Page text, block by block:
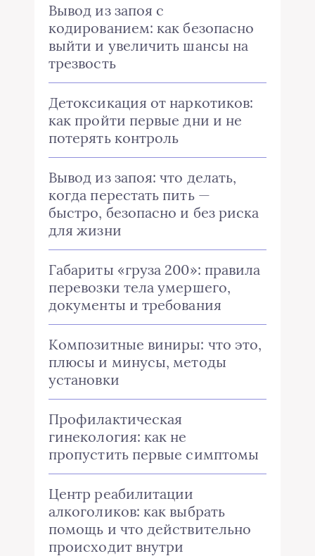
Вывод из запоя с
кодированием: как безопасно
выйти и увеличить шансы на
трезвость
Детоксикация от наркотиков:
как пройти первые дни и не
потерять контроль
Вывод из запоя: что делать,
когда перестать пить —
быстро, безопасно и без риска
для жизни
Габариты «груза 200»: правила
перевозки тела умершего,
документы и требования
Композитные виниры: что это,
плюсы и минусы, методы
установки
Профилактическая
гинекология: как не
пропустить первые симптомы
Центр реабилитации
алкоголиков: как выбрать
помощь и что действительно
происходит внутри